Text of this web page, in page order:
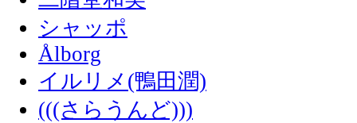
シャッポ
Ålborg
イルリメ(鴨田潤)
(((さらうんど)))